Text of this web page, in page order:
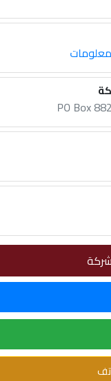
PO Box